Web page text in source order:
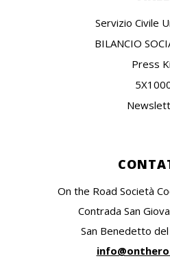
Servizio Civile
BILANCIO
Press
On the Road Società
Contrada San
San Benedetto